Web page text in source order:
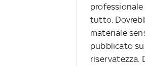
tutto.
materiale
pubblicato
riservatezza.